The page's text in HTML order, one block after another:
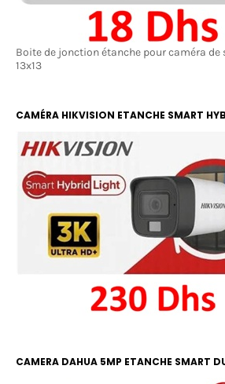
Boite de jonction étanche pour caméra de
13x13
CAMÉRA HIKVISION ETANCHE SMART
COLOR ET IR 20M
CAMERA DAHUA 5MP ETANCHE SMART